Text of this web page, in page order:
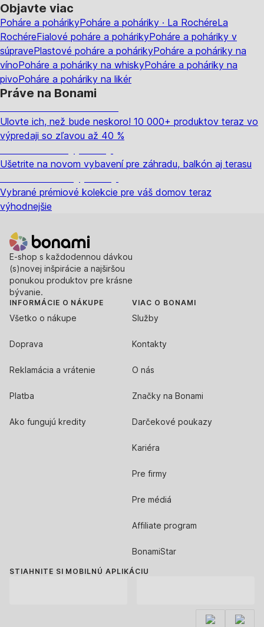
Objavte viac
Poháre a pohárikyPoháre a poháriky · La RochéreLa
RochéreFialové poháre a pohárikyPoháre a poháriky v
súpravePlastové poháre a pohárikyPoháre a poháriky na
vínoPoháre a poháriky na whiskyPoháre a poháriky na
pivoPoháre a poháriky na likér
Práve na Bonami
Ulovte ich, než bude neskoro! 10 000+ produktov teraz vo
výpredaji so zľavou až 40 %
Ušetrite na novom vybavení pre záhradu, balkón aj terasu
Vybrané prémiové kolekcie pre váš domov teraz
výhodnejšie
E-shop s každodennou dávkou
(s)novej inšpirácie a najširšou
ponukou produktov pre krásne
bývanie.
INFORMÁCIE O NÁKUPE
Všetko o nákupe
Doprava
Reklamácia a vrátenie
Platba
Ako fungujú kredity
VIAC O BONAMI
Služby
Kontakty
O nás
Značky na Bonami
Darčekové poukazy
Kariéra
Pre firmy
Pre médiá
Affiliate program
BonamiStar
STIAHNITE SI MOBILNÚ APLIKÁCIU